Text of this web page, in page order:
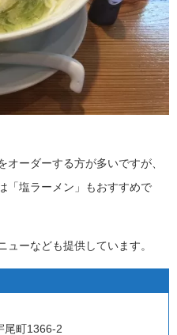
オーダーする方が多いですが、
「塩ラーメン」もおすすめで
ューなども提供しています。
尾町1366-2